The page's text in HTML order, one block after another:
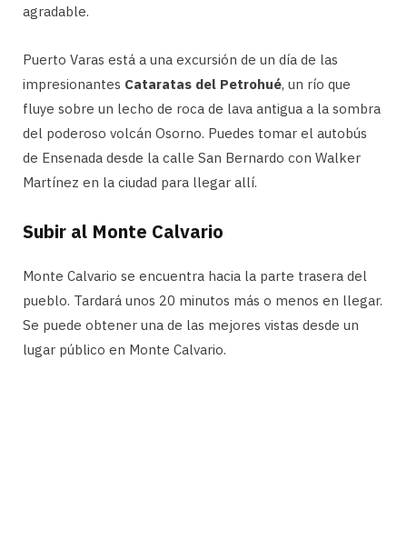
agradable.
Puerto Varas está a una excursión de un día de las
impresionantes Cataratas del Petrohué, un río que
fluye sobre un lecho de roca de lava antigua a la sombra
del poderoso volcán Osorno. Puedes tomar el autobús
de Ensenada desde la calle San Bernardo con Walker
Martínez en la ciudad para llegar allí.
Subir al Monte Calvario
Monte Calvario se encuentra hacia la parte trasera del
pueblo. Tardará unos 20 minutos más o menos en llegar.
Se puede obtener una de las mejores vistas desde un
lugar público en Monte Calvario.